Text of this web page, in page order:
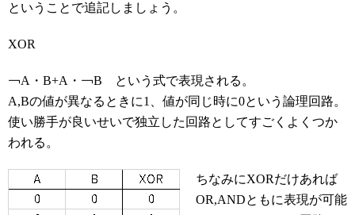
ということで追記しましょう。
XOR
￢A・B+A・￢B という式で表現される。
A,Bの値が異なるときに1、値が同じ時に0という論理回路。
使い勝手が良いせいで独立した回路としてすごくよくつか
われる。
ちなみにXORだけあれば
OR,ANDともに表現が可能